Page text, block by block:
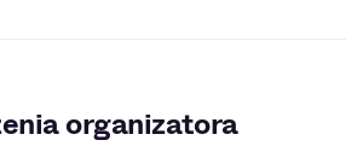
organizatora